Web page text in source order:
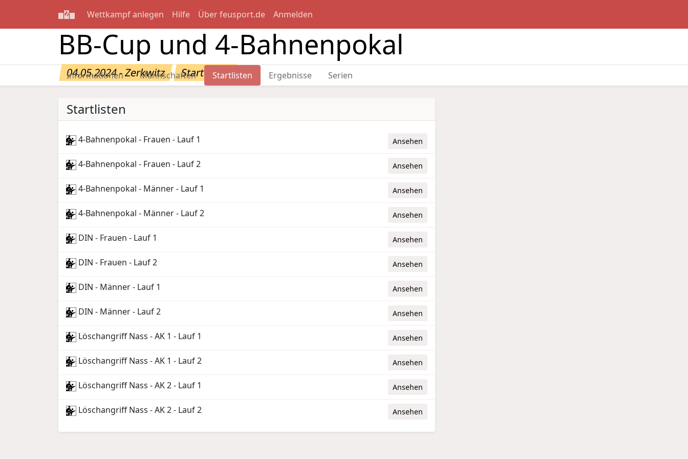
Wettkampf anlegen Hilfe Über feusport.de Anmelden
BB-Cup und 4-Bahnenpokal
04.05.2024 - Zerkwitz Startlisten
Informationen Mannschaften Startlisten Ergebnisse Serien
Startlisten
4-Bahnenpokal - Frauen - Lauf 1 Ansehen
4-Bahnenpokal - Frauen - Lauf 2 Ansehen
4-Bahnenpokal - Männer - Lauf 1 Ansehen
4-Bahnenpokal - Männer - Lauf 2 Ansehen
DIN - Frauen - Lauf 1 Ansehen
DIN - Frauen - Lauf 2 Ansehen
DIN - Männer - Lauf 1 Ansehen
DIN - Männer - Lauf 2 Ansehen
Löschangriff Nass - AK 1 - Lauf 1 Ansehen
Löschangriff Nass - AK 1 - Lauf 2 Ansehen
Löschangriff Nass - AK 2 - Lauf 1 Ansehen
Löschangriff Nass - AK 2 - Lauf 2 Ansehen